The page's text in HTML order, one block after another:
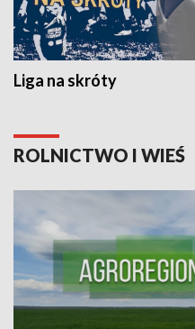
Liga na skróty
ROLNICTWO I WIEŚ